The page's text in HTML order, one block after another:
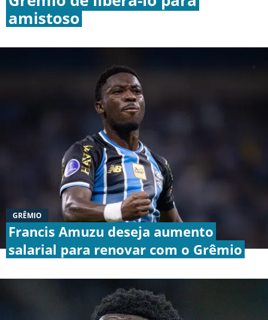
BOTAFOGO
VASCO DA GAMA
SOBRE NÓS | STAFF | CONTATO | APOSTAS
amistoso
GRÊMIO
Francis Amuzu deseja aumento
salarial para renovar com o Grêmio